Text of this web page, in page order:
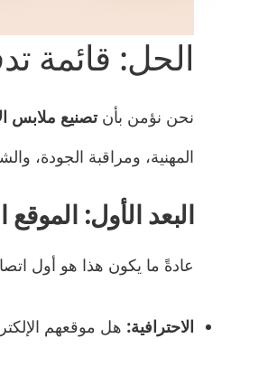
الحل: قائمة
نحن نؤمن بأنتصنيع ملابس
المهنية، ومراقبة الجودة،
البعد الأول: الموقع
عادةً ما يكون هذا هو أول
الاحترافية: هل موقعهم